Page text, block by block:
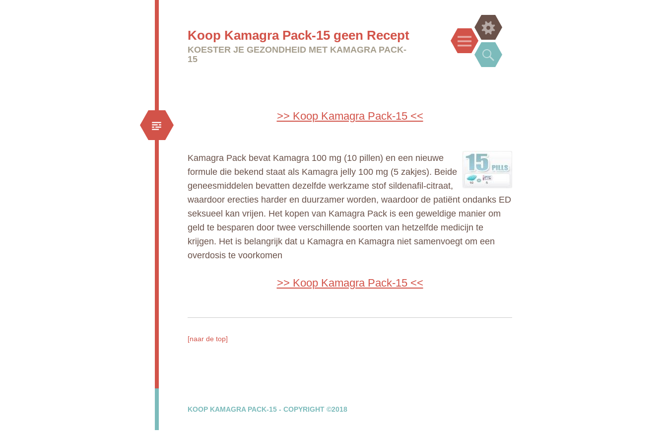
Koop Kamagra Pack-15 geen Recept
KOESTER JE GEZONDHEID MET KAMAGRA PACK-
15
Menu
Widgets
Search
>> Koop Kamagra Pack-15 <<
Kamagra Pack bevat Kamagra 100 mg (10 pillen) en een nieuwe
formule die bekend staat als Kamagra jelly 100 mg (5 zakjes). Beide
geneesmiddelen bevatten dezelfde werkzame stof sildenafil-citraat,
waardoor erecties harder en duurzamer worden, waardoor de patiënt ondanks ED
seksueel kan vrijen. Het kopen van Kamagra Pack is een geweldige manier om
geld te besparen door twee verschillende soorten van hetzelfde medicijn te
krijgen. Het is belangrijk dat u Kamagra en Kamagra niet samenvoegt om een
overdosis te voorkomen
>> Koop Kamagra Pack-15 <<
[naar de top]
KOOP KAMAGRA PACK-15 - COPYRIGHT ©2018